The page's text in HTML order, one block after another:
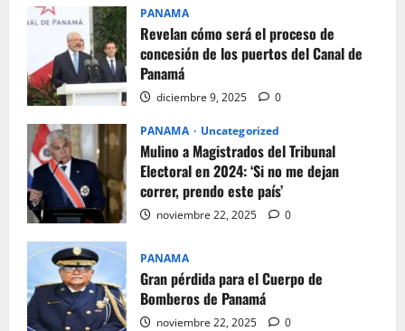
PANAMA
Revelan cómo será el proceso de
concesión de los puertos del Canal de
Panamá
diciembre 9, 2025 0
PANAMA Uncategorized
Mulino a Magistrados del Tribunal
Electoral en 2024: ‘Si no me dejan
correr, prendo este país’
noviembre 22, 2025 0
PANAMA
Gran pérdida para el Cuerpo de
Bomberos de Panamá
noviembre 22, 2025 0